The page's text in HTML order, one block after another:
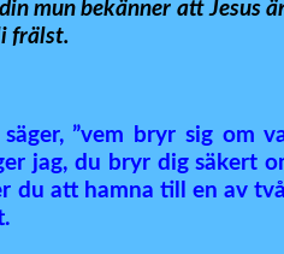
mun bekänner att
frälst.
”vem bryr sig om
jag, du bryr dig säkert
du att hamna till en av